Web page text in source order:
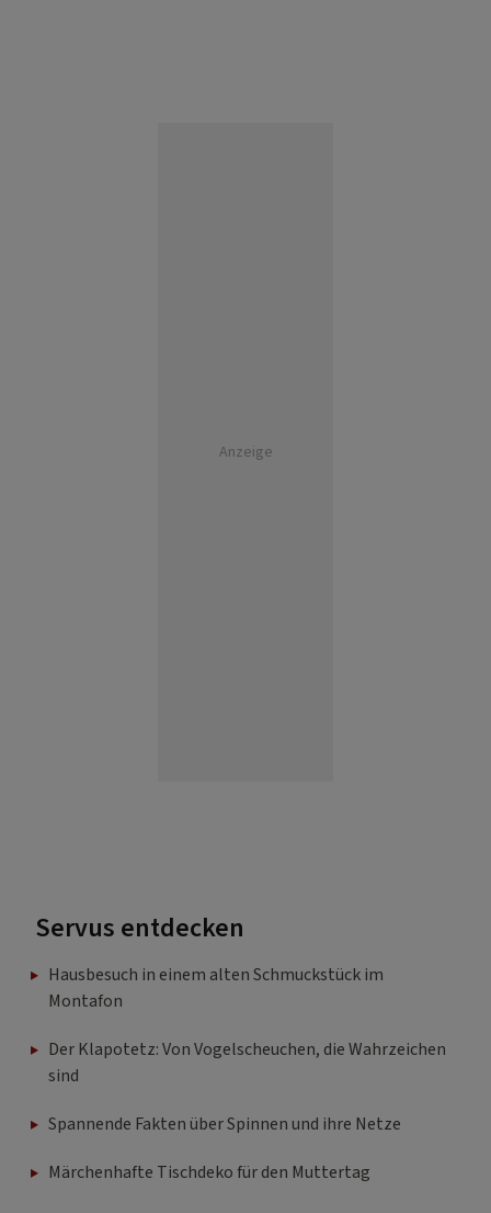
Anzeige
Servus entdecken
Hausbesuch in einem alten Schmuckstück im
Montafon
Der Klapotetz: Von Vogelscheuchen, die Wahrzeichen
sind
Spannende Fakten über Spinnen und ihre Netze
Märchenhafte Tischdeko für den Muttertag